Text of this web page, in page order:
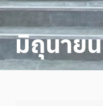
มิถุนาย